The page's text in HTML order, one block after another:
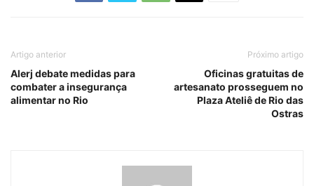
Artigo anterior
Alerj debate medidas para
combater a insegurança
alimentar no Rio
Próximo artigo
Oficinas gratuitas de
artesanato prosseguem no
Plaza Ateliê de Rio das
Ostras